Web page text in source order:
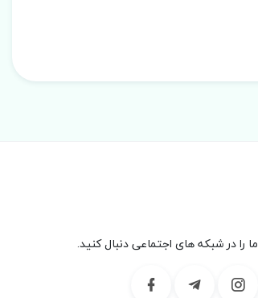
ما را در شبکه های اجتماعی دنبال کنید.